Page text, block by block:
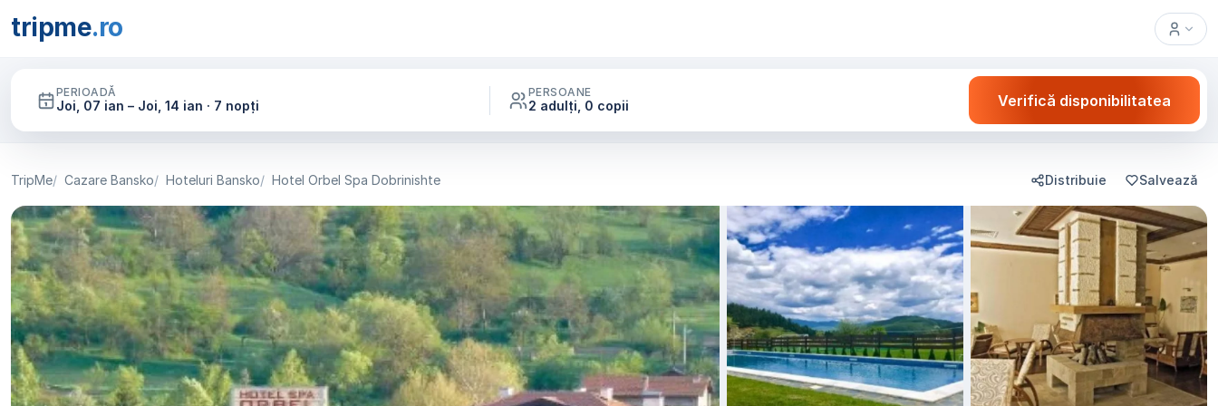
tripme.ro
PERIOADĂ
Joi, 07 ian – Joi, 14 ian · 7 nopți
PERSOANE
2 adulți, 0 copii Verifică disponibilitatea
TripMe Cazare Bansko Hoteluri Bansko Hotel Orbel Spa Dobrinishte Distribuie Salvează